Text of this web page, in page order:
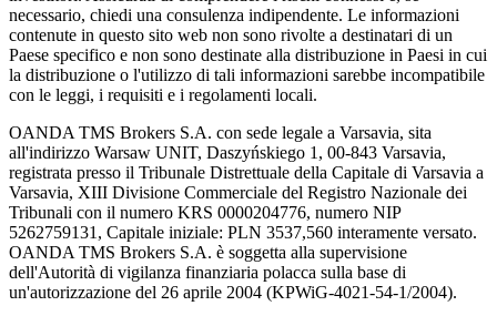
necessario, chiedi una consulenza indipendente. Le informazioni
contenute in questo sito web non sono rivolte a destinatari di un
Paese specifico e non sono destinate alla distribuzione in Paesi in cui
la distribuzione o l'utilizzo di tali informazioni sarebbe incompatibile
con le leggi, i requisiti e i regolamenti locali.
OANDA TMS Brokers S.A. con sede legale a Varsavia, sita
all'indirizzo Warsaw UNIT, Daszyńskiego 1, 00-843 Varsavia,
registrata presso il Tribunale Distrettuale della Capitale di Varsavia a
Varsavia, XIII Divisione Commerciale del Registro Nazionale dei
Tribunali con il numero KRS 0000204776, numero NIP
5262759131, Capitale iniziale: PLN 3537,560 interamente versato.
OANDA TMS Brokers S.A. è soggetta alla supervisione
dell'Autorità di vigilanza finanziaria polacca sulla base di
un'autorizzazione del 26 aprile 2004 (KPWiG-4021-54-1/2004).